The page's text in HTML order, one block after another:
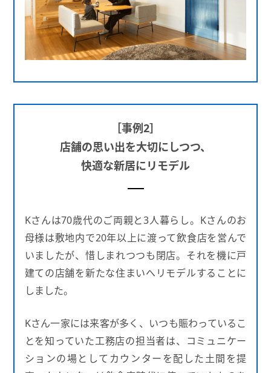
［事例2］
店舗の思い出を大切にしつつ、
快適な新居にリモデル
Kさんは70歳代のご両親と3人暮らし。Kさんのお
母様は敷地内で20年以上に渡って飲食店を営んで
いましたが、惜しまれつつも閉店。それを機に戸
建ての店舗を新たな住まいへリモデルすることに
しました。
Kさん一家には来客が多く、いつも賑わっているこ
とを知っていた工務店の担当者は、コミュニケー
ションの場としてカウンターを配した土間を提